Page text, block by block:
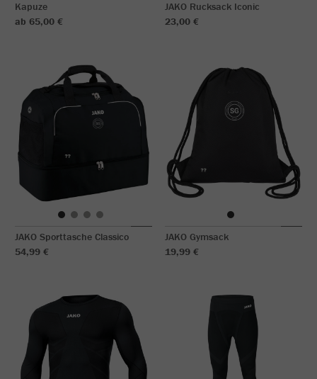
Kapuze
ab 65,00 €
JAKO Rucksack Iconic
23,00 €
JAKO Sporttasche Classico
54,99 €
JAKO Gymsack
19,99 €